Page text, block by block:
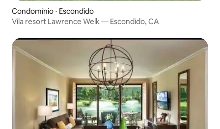
Condomínio ⋅ Escondido
Vila resort Lawrence Welk — Escondido, CA